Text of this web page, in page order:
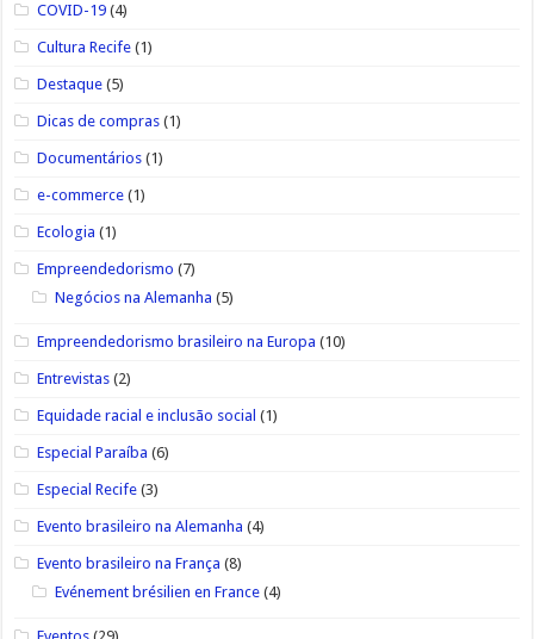
COVID-19 (4)
Cultura Recife (1)
Destaque (5)
Dicas de compras (1)
Documentários (1)
e-commerce (1)
Ecologia (1)
Empreendedorismo (7)
Negócios na Alemanha (5)
Empreendedorismo brasileiro na Europa (10)
Entrevistas (2)
Equidade racial e inclusão social (1)
Especial Paraíba (6)
Especial Recife (3)
Evento brasileiro na Alemanha (4)
Evento brasileiro na França (8)
Evénement brésilien en France (4)